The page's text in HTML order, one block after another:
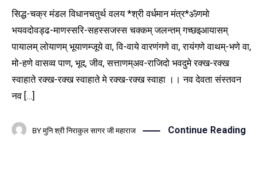
सिद्ध-चक्र मंडल विधानचतुर्थ वलय *श्री वर्धमान मंत्र*ॐणमो
भयवदोवड्ढ-माणस्सरि-सहस्सजस्स चक्कम् जलन्तम् गच्छइआयासम्
पायालम् लोयाणम् भूयाणम्जूये वा, वि-वाये वारणंगणे वा, रायंगणे वाथम्-भणे वा,
मो-हणे वासव्व पाण, भूद, जीव, सत्ताणम्अव-राजिदो भवदुमे रक्ख-रक्ख
स्वाहाते रक्ख-रक्ख स्वाहाते मे रक्ख-रक्ख स्वाहा ।। नव देवता संस्तवन
नव […]
BY मुनि श्री निराकुल सागर जी महाराज Continue Reading